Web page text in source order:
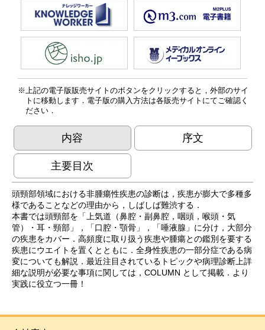
上記の電子版販売サイトのボタンをクリックすると，外部のサイ
トに移動します．電子版の購入方法は各販売サイトにてご確認く
ださい．
内容 序文
主要目次
頭頸部領域における非腫瘍性疾患の診断は，疾患が膨大で多種多
様であることなどの理由から，しばしば難渋する．
本書では頭頸部を「上気道（鼻腔・副鼻腔，咽頭，喉頭・気
管）・耳・頸部」，「口腔・顎骨」，「唾液腺」に分け，大部分
の疾患をカバー．高頻度に取り扱う疾患や腫瘍との鑑別を要する
疾患にウエイトを置くとともに．全身性疾患の一部分症である病
変についても解説．最近注目されているトピックや病理診断上詳
細な説明が必要な事項に関しては，COLUMN として掲載．より
実践に役立つ一冊！